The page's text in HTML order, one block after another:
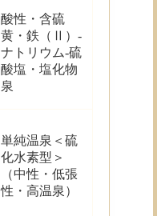
酸性・含硫
黄・鉄（Ⅱ）-
ナトリウム-硫
酸塩・塩化物
泉
単純温泉＜硫
化水素型＞
（中性・低張
性・高温泉）